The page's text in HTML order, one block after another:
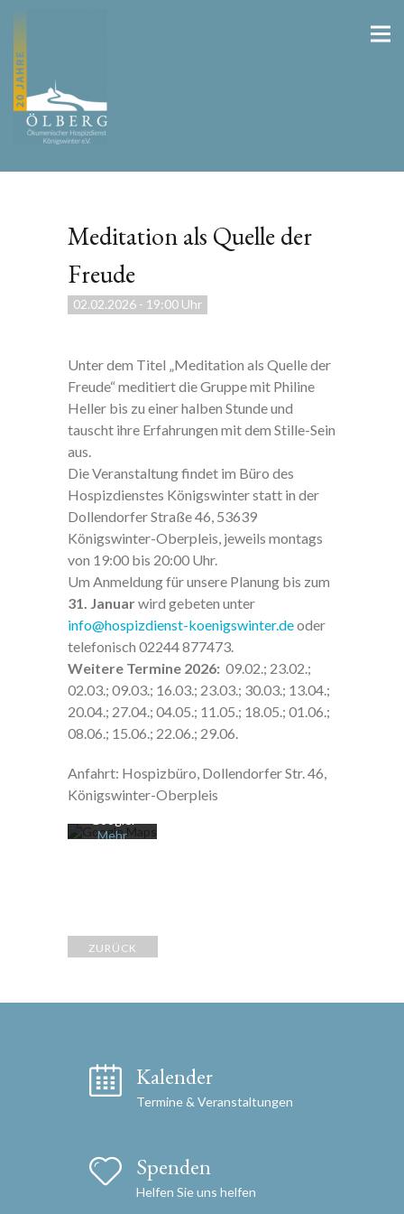
Meditation als Quelle der
Freude
02.02.2026- 19:00 Uhr
Unter dem Titel „Meditation als Quelle der
Freude“ meditiert die Gruppe mit Philine
Heller bis zu einer halben Stunde und
tauscht ihre Erfahrungen mit dem Stille-Sein
aus.
Die Veranstaltung findet im Büro des
Hospizdienstes Königswinter statt in der
Dollendorfer Straße 46, 53639
Königswinter-Oberpleis, jeweils montags
von 19:00 bis 20:00 Uhr.
Um Anmeldung für unsere Planung bis zum
31. Januarwird gebeten unter
info@hospizdienst-koenigswinter.deoder
telefonisch 02244 877473.
Weitere Termine 2026:09.02.; 23.02.;
02.03.; 09.03.; 16.03.; 23.03.; 30.03.; 13.04.;
20.04.; 27.04.; 04.05.; 11.05.; 18.05.; 01.06.;
08.06.; 15.06.; 22.06.; 29.06.
Anfahrt: Hospizbüro, Dollendorfer Str. 46,
Königswinter-Oberpleis
Mit dem
Laden der
Karte
akzeptiere
Datenschu
tzerklärung
von
Mehr
Google
Maps immer
ZURÜCK
Kalender
Termine & Veranstaltungen
Spenden
Helfen Sie uns helfen